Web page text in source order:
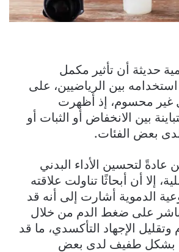
حديثة أن تأثير مكمل
استخدامه بين الرياضيين، على
غير محسوم، إذ أظهرت
بين الانخفاض أو الثبات أو
لدى بعض الفئات.
عادةً لتحسين الأداء البدني
إلا أن أبحاثًا تناولت علاقته
الدموية أشارت إلى أنه قد
على ضغط الدم من خلال
الإجهاد التأكسدي، ما قد
بشكل طفيف لدى بعض